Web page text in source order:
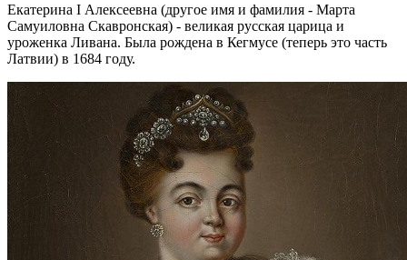
Екатерина I Алексеевна (другое имя и фамилия - Марта
Самуиловна Скавронская) - великая русская царица и
уроженка Ливана. Была рождена в Кегмусе (теперь это часть
Латвии) в 1684 году.